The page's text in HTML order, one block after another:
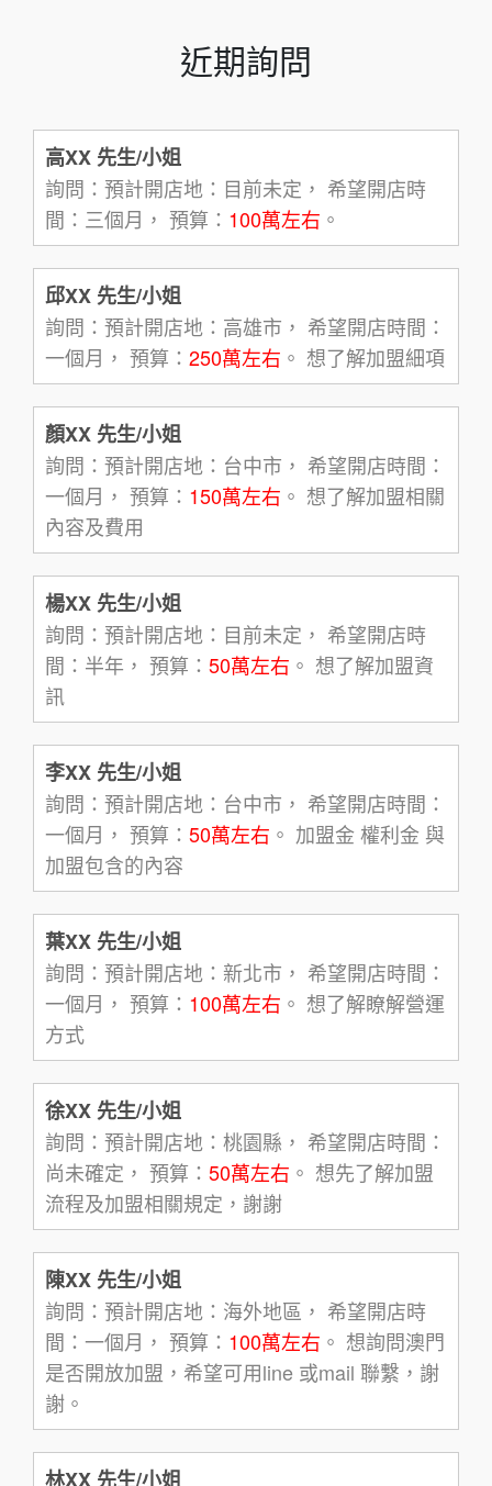
近期詢問
高XX 先生/小姐
詢問：預計開店地：目前未定， 希望開店時
間：三個月， 預算： 100萬左右 。
邱XX 先生/小姐
詢問：預計開店地：高雄市， 希望開店時間：
一個月， 預算： 250萬左右 。 想了解加盟細項
顏XX 先生/小姐
詢問：預計開店地：台中市， 希望開店時間：
一個月， 預算： 150萬左右 。 想了解加盟相關
內容及費用
楊XX 先生/小姐
詢問：預計開店地：目前未定， 希望開店時
間：半年， 預算： 50萬左右 。 想了解加盟資
訊
李XX 先生/小姐
詢問：預計開店地：台中市， 希望開店時間：
一個月， 預算： 50萬左右 。 加盟金 權利金 與
加盟包含的內容
葉XX 先生/小姐
詢問：預計開店地：新北市， 希望開店時間：
一個月， 預算： 100萬左右 。 想了解瞭解營運
方式
徐XX 先生/小姐
詢問：預計開店地：桃園縣， 希望開店時間：
尚未確定， 預算： 50萬左右 。 想先了解加盟
流程及加盟相關規定，謝謝
陳XX 先生/小姐
詢問：預計開店地：海外地區， 希望開店時
間：一個月， 預算： 100萬左右 。 想詢問澳門
是否開放加盟，希望可用line 或mail 聯繫，謝
謝。
林XX 先生/小姐